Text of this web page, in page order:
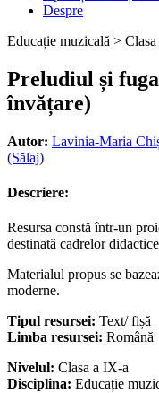
Despre
Educație muzicală >
Preludiul și
învățare)
Autor: Lavinia-Maria
(Sălaj)
Descriere:
Resursa constă într-un
destinată cadrelor
Materialul propus se
moderne.
Tipul resursei: Text/ fișă
Limba resursei: Română
Nivelul: Clasa a IX-a
Disciplina: Educație